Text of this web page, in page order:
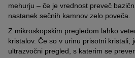
mehurju – če je vrednost preveč
nastanek sečnih kamnov zelo poveča.
Z mikroskopskim pregledom lahko
kristalov. Če so v urinu prisotni kristali,
ultrazvočni pregled, s katerim se